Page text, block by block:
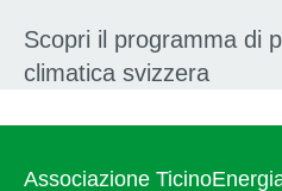
Scopri il programma di
climatica svizzera
Associazione